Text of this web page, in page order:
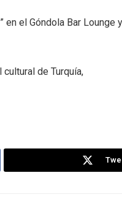
el Góndola Bar
de Turquía,